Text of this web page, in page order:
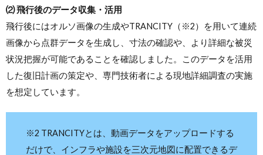
⑵ 飛行後のデータ収集・活用
飛行後にはオルソ画像の生成やTRANCITY（※2）を用いて連続
画像から点群データを生成し、寸法の確認や、より詳細な被災
状況把握が可能であることを確認しました。このデータを活用
した復旧計画の策定や、専門技術者による現地詳細調査の実施
を想定しています。
※2 TRANCITYとは、動画データをアップロードする
だけで、インフラや施設を三次元地図に配置できるデ